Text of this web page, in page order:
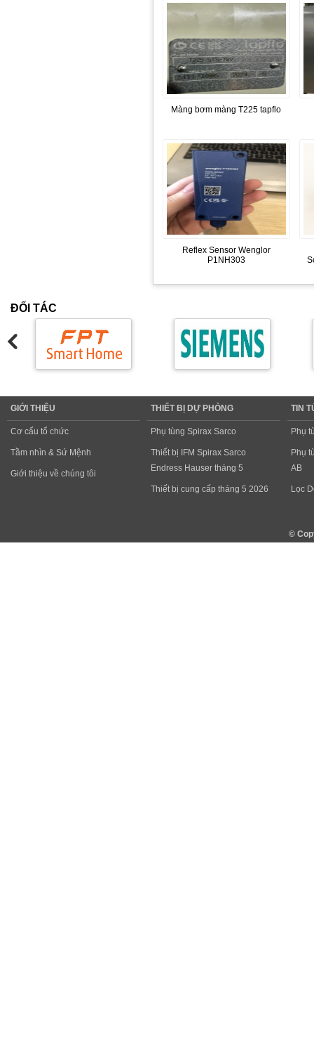
Màng bơm màng T225 tapflo
Reflex Sensor Wenglor
P1NH303
ĐỐI TÁC
GIỚI THIỆU
Cơ cấu tổ chức
Tầm nhìn & Sứ Mệnh
Giới thiệu về chúng tôi
THIẾT BỊ DỰ PHÒNG
Phụ tùng Spirax Sarco
Thiết bị IFM Spirax Sarco
Endress Hauser tháng 5
Thiết bị cung cấp tháng 5 2026
TIN
Phụ
Phụ
AB
Lọc
©